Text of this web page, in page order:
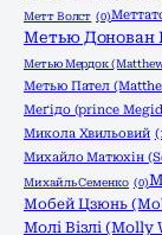
Метт Волст (0)
Метью Донован
Метью Мердок
Метью Пател
Меґідо (prince
Микола Хвильовий
Михайло Матюхін
Михайль Семенко (0)
Мобей Цзюнь
Молі Візлі (Molly